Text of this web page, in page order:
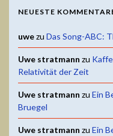
NEUESTE
uwezu Das Song-ABC:
Uwe stratmann zu
Relativität der Zeit
Uwe stratmann zu Ein
Bruegel
Uwe stratmann zu Ein